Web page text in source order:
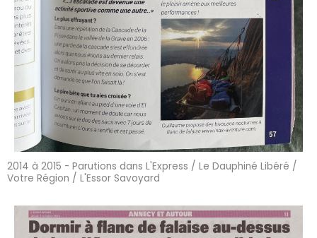
2014 à 2015 - Parutions dans L'Express / Le Dauphiné Libéré /
Votre Région / L'Essor Savoyard